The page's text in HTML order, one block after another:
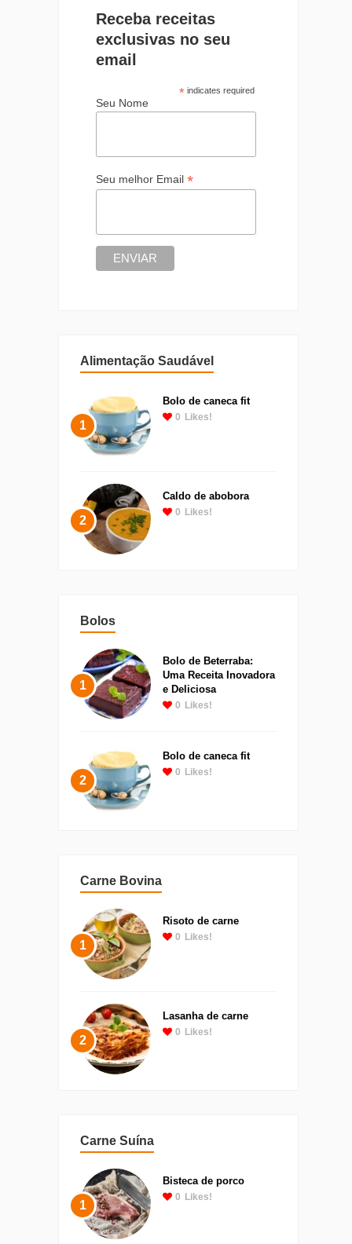
Receba receitas
exclusivas no seu
email
*indicates required
Seu Nome
Seu melhor Email *
Alimentação Saudável
1
Bolo de caneca fit
0 Likes!
2
Caldo de abobora
0 Likes!
Bolos
1
Bolo de Beterraba:
Uma Receita Inovadora
e Deliciosa
0 Likes!
2
Bolo de caneca fit
0 Likes!
Carne Bovina
1
Risoto de carne
0 Likes!
2
Lasanha de carne
0 Likes!
Carne Suína
1
Bisteca de porco
0 Likes!